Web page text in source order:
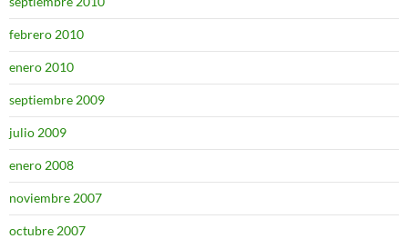
febrero 2010
enero 2010
septiembre 2009
julio 2009
enero 2008
noviembre 2007
octubre 2007